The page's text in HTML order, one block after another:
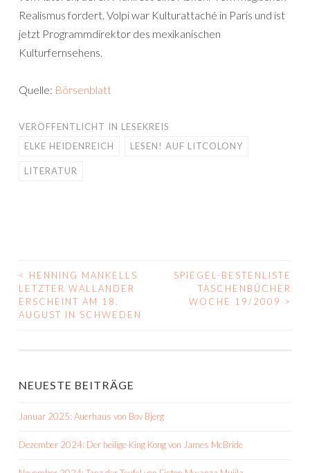
Realismus fordert. Volpi war Kulturattaché in Paris und ist
jetzt Programmdirektor des mexikanischen
Kulturfernsehens.
Quelle: Börsenblatt
VERÖFFENTLICHT IN LESEKREIS
ELKE HEIDENREICH
LESEN! AUF LITCOLONY
LITERATUR
BEITRAGS-
NAVIGATION
<
HENNING MANKELLS
LETZTER WALLANDER
ERSCHEINT AM 18.
AUGUST IN SCHWEDEN
SPIEGEL-BESTENLISTE
TASCHENBÜCHER
WOCHE 19/2009
>
NEUESTE BEITRÄGE
Januar 2025: Auerhaus von Bov Bjerg
Dezember 2024: Der heilige King Kong von James McBride